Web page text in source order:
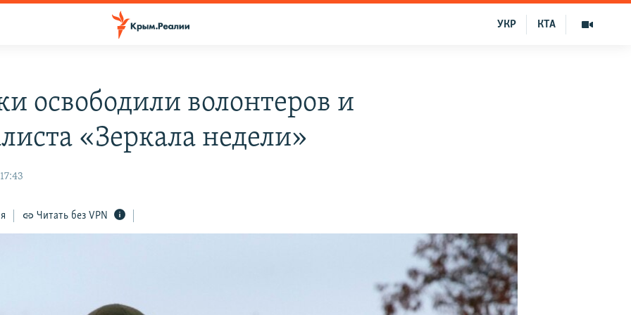
КТА
УКР
освободили волонтеров и
«Зеркала недели»
Читать без VPN